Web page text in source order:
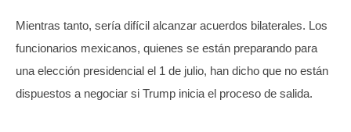
Mientras tanto, sería difícil alcanzar acuerdos bilaterales. Los
funcionarios mexicanos, quienes se están preparando para
una elección presidencial el 1 de julio, han dicho que no están
dispuestos a negociar si Trump inicia el proceso de salida.